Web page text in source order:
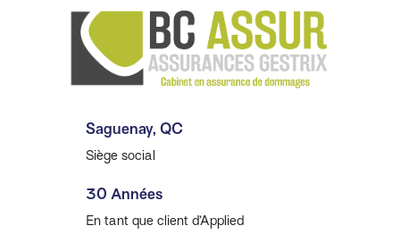
Saguenay, QC
Siège social
30 Années
En tant que client d’Applied